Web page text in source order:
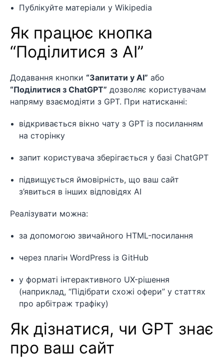
Публікуйте матеріали у Wikipedia
Як працює кнопка
“Поділитися з AI”
Додавання кнопки “Запитати у AI” або
“Поділитися з ChatGPT” дозволяє користувачам
напряму взаємодіяти з GPT. При натисканні:
відкривається вікно чату з GPT із посиланням
на сторінку
запит користувача зберігається у базі ChatGPT
підвищується ймовірність, що ваш сайт
з’явиться в інших відповідях AI
Реалізувати можна:
за допомогою звичайного HTML-посилання
через плагін WordPress із GitHub
у форматі інтерактивного UX-рішення
(наприклад, “Підібрати схожі офери” у статтях
про арбітраж трафіку)
Як дізнатися, чи GPT знає
про ваш сайт